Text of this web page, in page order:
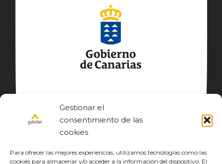
Gestionar el
consentimiento de las
cookies
Para ofrecer las mejores experiencias, utilizamos tecnologías como las
cookies para almacenar y/o acceder a la información del dispositivo. El